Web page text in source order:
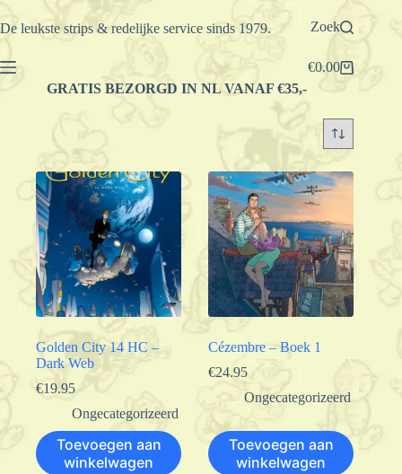
Ga
naar
De leukste strips & redelijke service sinds 1979. Zoek
Winkelwagen
€0.00
GRATIS BEZORGD IN NL VANAF €35,-
Golden City 14 HC –
Dark Web
€19.95
Ongecategorizeerd
Toevoegen aan
winkelwagen
Cézembre – Boek 1
€24.95
Ongecategorizeerd
Toevoegen aan
winkelwagen